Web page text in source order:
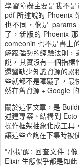
學習障礙主要是我不
pdf 所述說的 Phoenix
也不同，像是
了，新版的 Phoenix
comeonin 也不是書上
解跟強勢的經驗法則，
說，其實沒有一個指標
還蠻缺少知識資源的累
些就都不是障礙了，最
然在舊資源 + Google
關於這個文章，是
述建專案、結構到
操作框架抽象化成工具
讓這些查詢在下集時被
*小提醒: 回查文件 (
Elixir 生態似乎都是如